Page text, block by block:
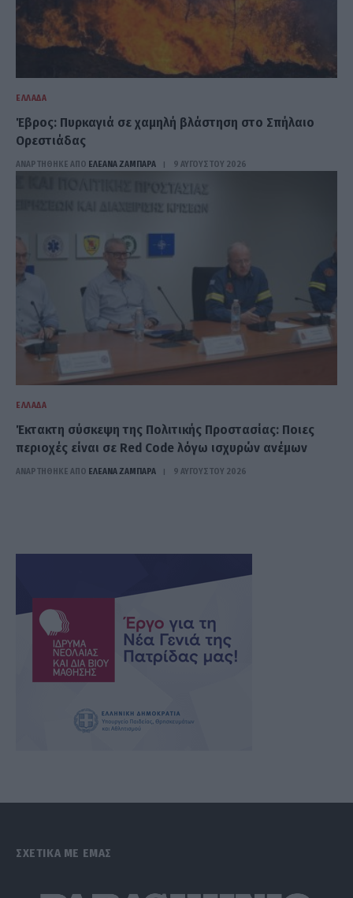
ΕΛΛΆΔΑ
Έβρος: Πυρκαγιά σε χαμηλή βλάστηση στο Σπήλαιο
Ορεστιάδας
ΑΝΑΡΤΗΘΗΚΕ ΑΠΟ ΕΛΕΑΝΑ ΖΑΜΠΑΡΑ 9 ΑΥΓΟΎΣΤΟΥ 2026
ΕΛΛΆΔΑ
Έκτακτη σύσκεψη της Πολιτικής Προστασίας: Ποιες
περιοχές είναι σε Red Code λόγω ισχυρών ανέμων
ΑΝΑΡΤΗΘΗΚΕ ΑΠΟ ΕΛΕΑΝΑ ΖΑΜΠΑΡΑ 9 ΑΥΓΟΎΣΤΟΥ 2026
ΣΧΕΤΙΚΑ ΜΕ ΕΜΑΣ